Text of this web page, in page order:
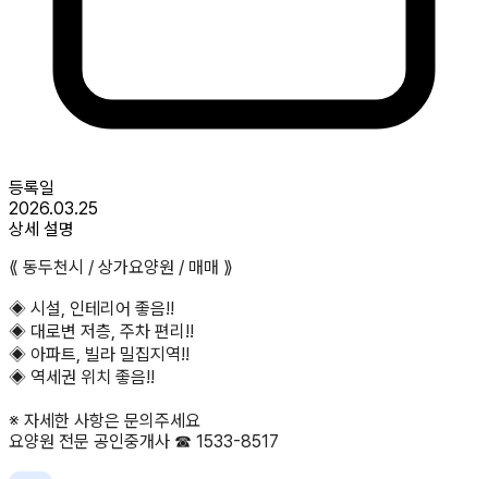
등록일
2026.03.25
상세 설명
⟪ 동두천시 / 상가요양원 / 매매 ⟫
◈ 시설, 인테리어 좋음!!
◈ 대로변 저층, 주차 편리!!
◈ 아파트, 빌라 밀집지역!!
◈ 역세권 위치 좋음!!
※ 자세한 사항은 문의주세요
요양원 전문 공인중개사 ☎ 1533-8517